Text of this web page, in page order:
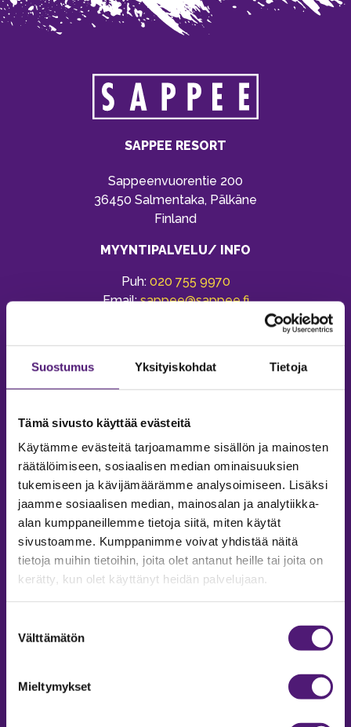
Suostumus Yksityiskohdat Tietoja
Tämä sivusto käyttää evästeitä
Käytämme evästeitä tarjoamamme sisällön ja mainosten
räätälöimiseen, sosiaalisen median ominaisuuksien
tukemiseen ja kävijämäärämme analysoimiseen. Lisäksi
jaamme sosiaalisen median, mainosalan ja analytiikka-
alan kumppaneillemme tietoja siitä, miten käytät
sivustoamme. Kumppanimme voivat yhdistää näitä
tietoja muihin tietoihin, joita olet antanut heille tai joita on
kerätty, kun olet käyttänyt heidän palvelujaan.
valinta
Välttämätön
Mieltymykset
SAPPEE RESORT
Sappeenvuorentie 200
36450 Salmentaka, Pälkäne
Finland
MYYNTIPALVELU/ INFO
Puh: 020 755 9970
Email:sappee@sappee.fi
MAJOITUS
Tiedustelut & Varaukset